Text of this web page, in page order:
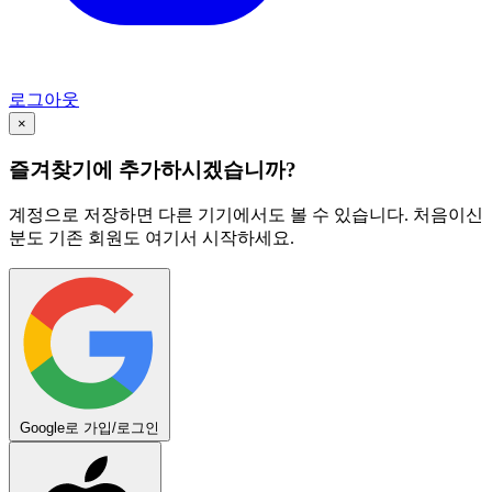
로그아웃
×
즐겨찾기에 추가하시겠습니까?
계정으로 저장하면 다른 기기에서도 볼 수 있습니다. 처음이신
분도 기존 회원도 여기서 시작하세요.
Google로 가입/로그인